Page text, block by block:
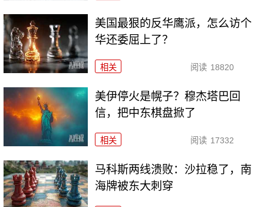
美国最狠的反华鹰派，怎么访个
华还委屈上了？
相关 阅读 18820
美伊停火是幌子？穆杰塔巴回
信，把中东棋盘掀了
相关 阅读 17332
马科斯两线溃败：沙拉稳了，南
海牌被东大刺穿